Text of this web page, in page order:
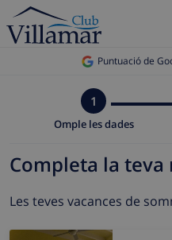
Puntuació de
1
Omple les dades
Completa la teva
Les teves vacances de